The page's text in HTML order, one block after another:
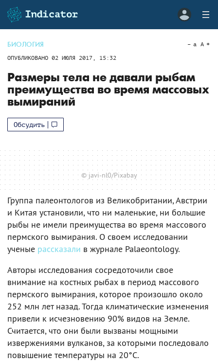
БИОЛОГИЯ
ОПУБЛИКОВАНО 02 ИЮЛЯ 2017, 15:32
a A
Размеры тела не давали рыбам
преимущества во время массовых
вымираний
Обсудить
© javi-nl0/Pixabay
Группа палеонтологов из Великобритании, Австрии
и Китая установили, что ни маленькие, ни большие
рыбы не имели преимущества во время массового
пермского вымирания. О своем исследовании
ученые рассказали в журнале Palaeontology.
Авторы исследования сосредоточили свое
внимание на костных рыбах в период массового
пермского вымирания, которое произошло около
252 млн лет назад. Тогда климатические изменения
привели к исчезновению 90% видов на Земле.
Считается, что они были вызваны мощными
извержениями вулканов, за которыми последовало
повышение температуры на 20°C.